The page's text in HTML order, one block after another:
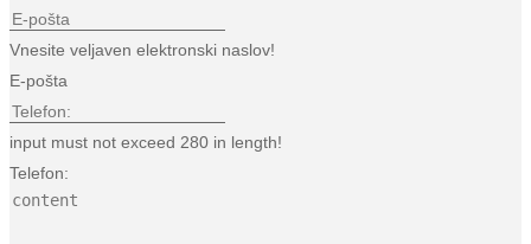
Vnesite veljaven elektronski naslov!
E-pošta
input must not exceed 280 in length!
Telefon: